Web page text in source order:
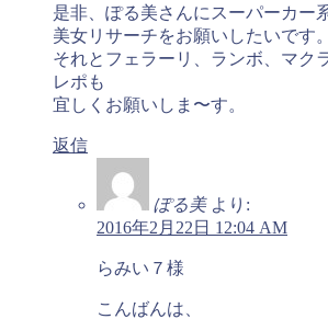
是非、ぽる美さんにスーパーカー
美女リサーチをお願いしたいです。
それとフェラーリ、ランボ、マク
レポも
宜しくお願いしま〜す。
返信
ぽる美 より:
2016年2月22日 12:04 AM
らみい７様
こんばんは、